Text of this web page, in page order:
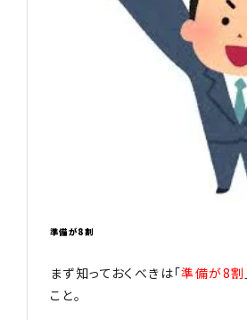
準備が8割
まず知っておくべきは「準備が8割
こと。